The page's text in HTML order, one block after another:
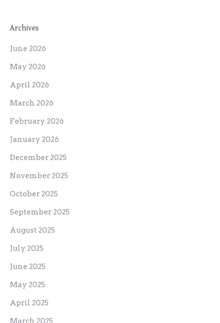
Archives
June 2026
May 2026
April 2026
March 2026
February 2026
January 2026
December 2025
November 2025
October 2025
September 2025
August 2025
July 2025
June 2025
May 2025
April 2025
March 2025